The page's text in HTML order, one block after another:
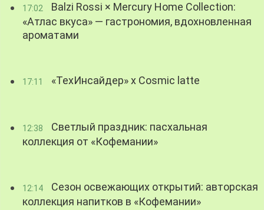
17:02
Balzi Rossi × Mercury Home Collection:
«Атлас вкуса» — гастрономия, вдохновленная
ароматами
17:11 «ТехИнсайдер» х Cosmic latte
12:38
Светлый праздник: пасхальная
коллекция от «Кофемании»
12:14
Сезон освежающих открытий: авторская
коллекция напитков в «Кофемании»